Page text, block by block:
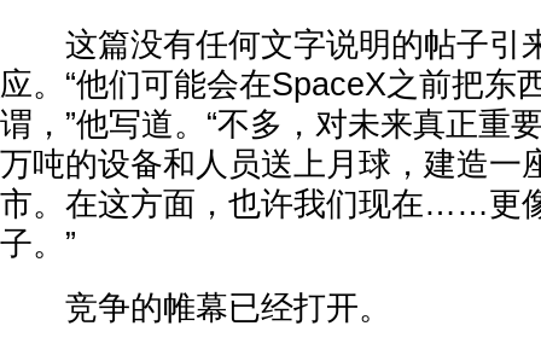
这篇没有任何文字说明的帖子引
应。“他们可能会在SpaceX之前把东
谓，”他写道。“不多，对未来真正重
万吨的设备和人员送上月球，建造一
市。在这方面，也许我们现在……更
子。”
竞争的帷幕已经打开。